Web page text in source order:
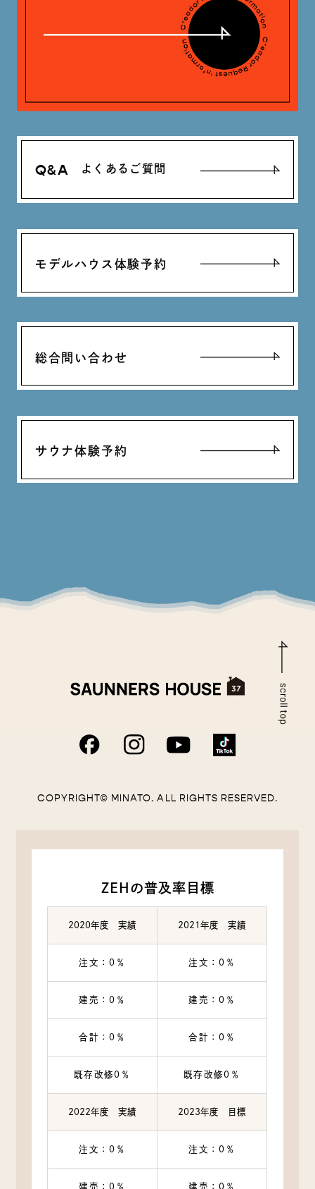
Q&A よくあるご質問
モデルハウス体験予約
総合問い合わせ
サウナ体験予約
COPYRIGHT© MINATO. ALL RIGHTS RESERVED.
ZEHの普及率目標
2020年度 実績 2021年度 実績
注文：0％ 注文：0％
建売：0％ 建売：0％
合計：0％ 合計：0％
既存改修0％ 既存改修0％
2022年度 実績 2023年度 目標
注文：0％ 注文：0％
建売：0％ 建売：0％